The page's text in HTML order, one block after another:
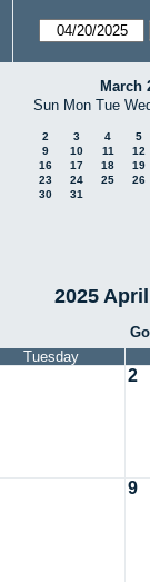
March
Sun Mon Tue
2 3 4
5
9
10 11
12
16
17 18
19
23
24 25
26
30
31
2025
Tuesday
2
9